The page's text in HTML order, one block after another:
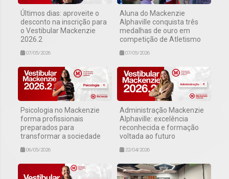
Últimos dias: aproveite o
desconto na inscrição para
o Vestibular Mackenzie
2026.2
07/05/2026
Aluna do Mackenzie
Alphaville conquista três
medalhas de ouro em
competição de Atletismo
07/05/2026
Psicologia no Mackenzie
forma profissionais
preparados para
transformar a sociedade
06/05/2026
Administração Mackenzie
Alphaville: excelência
reconhecida e formação
voltada ao futuro
22/04/2026